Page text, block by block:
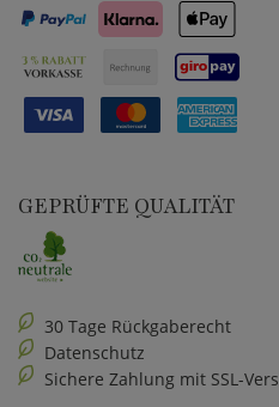
GEPRÜFTE QUALITÄT
30 Tage Rückgaberecht
Datenschutz
Sichere Zahlung mit SSL-